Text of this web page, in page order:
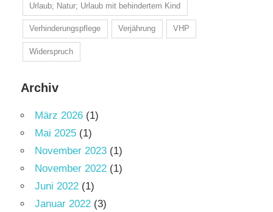
Urlaub; Natur; Urlaub mit behindertem Kind
Verhinderungspflege Verjährung VHP
Widerspruch
Archiv
März 2026 (1)
Mai 2025 (1)
November 2023 (1)
November 2022 (1)
Juni 2022 (1)
Januar 2022 (3)